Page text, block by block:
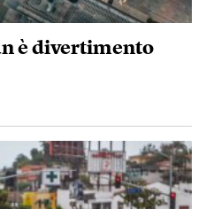
è divertimento